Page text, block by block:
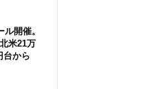
開催。
米21万
台から